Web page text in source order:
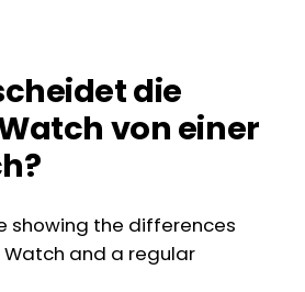
die
von einer